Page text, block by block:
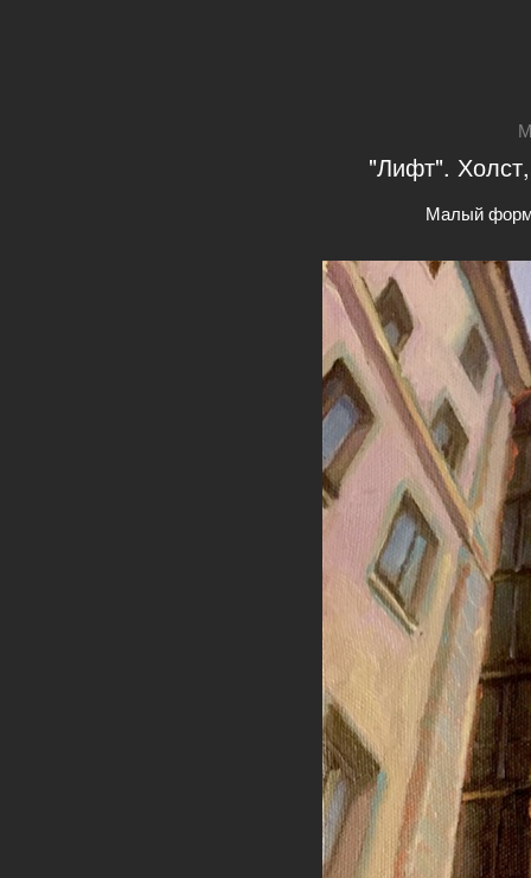
"Лифт".
Малый